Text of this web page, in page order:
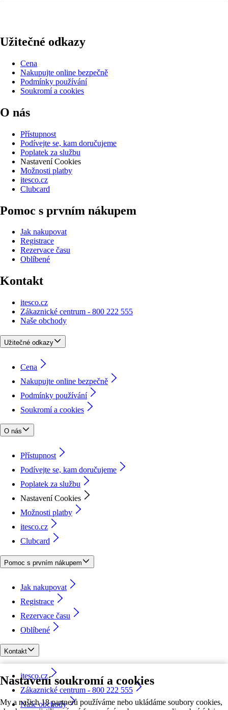
Nastavení soukromí a cookies
My a našich 18 partnerů používáme nebo ukládáme soubory cookies,
Užitečné odkazy
Cena
Nakupujte online bezpečně
Podmínky používání
Soukromí a cookies
O nás
Přístupnost
Podívejte se, kam doručujeme
Poplatek za službu
Nastavení Cookies
Možnosti platby
itesco.cz
Clubcard
Pomoc s prvním nákupem
Jak nakupovat
Registrace
Rezervace času
Oblíbené
Kontakt
itesco.cz
Zákaznické centrum - 800 222 555
Naše obchody
Užitečné odkazy
Cena
Nakupujte online bezpečně
Podmínky používání
Soukromí a cookies
O nás
Přístupnost
Podívejte se, kam doručujeme
Poplatek za službu
Nastavení Cookies
Možnosti platby
itesco.cz
Clubcard
Pomoc s prvním nákupem
Jak nakupovat
Registrace
Rezervace času
Oblíbené
Kontakt
itesco.cz
Zákaznické centrum - 800 222 555
Naše obchody